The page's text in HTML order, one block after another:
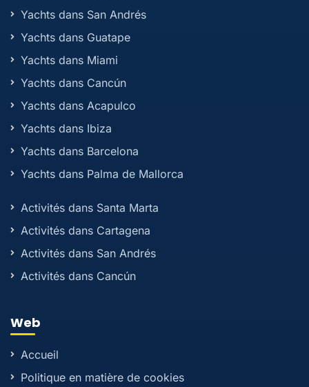
Yachts dans San Andrés
Yachts dans Guatape
Yachts dans Miami
Yachts dans Cancún
Yachts dans Acapulco
Yachts dans Ibiza
Yachts dans Barcelona
Yachts dans Palma de Mallorca
Activités dans Santa Marta
Activités dans Cartagena
Activités dans San Andrés
Activités dans Cancún
Web
Accueil
Politique en matière de cookies